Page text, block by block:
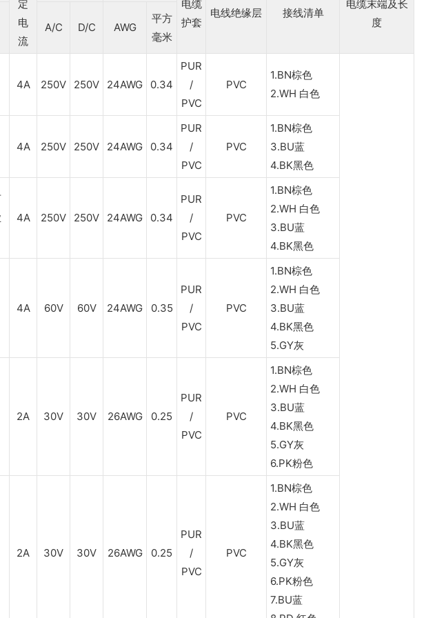
定
电
流
电缆
护套
电线绝缘层 接线清单
电缆末端及长
度
A/C D/C AWG
平方
毫米
4A 250V 250V 24AWG 0.34
PUR
/
PVC
PVC
1.BN棕色
2.WH 白色
4A 250V 250V 24AWG 0.34
PUR
/
PVC
PVC
1.BN棕色
3.BU蓝
4.BK黑色
4A 250V 250V 24AWG 0.34
PUR
/
PVC
PVC
1.BN棕色
2.WH 白色
3.BU蓝
4.BK黑色
4A 60V 60V 24AWG 0.35
PUR
/
PVC
PVC
1.BN棕色
2.WH 白色
3.BU蓝
4.BK黑色
5.GY灰
2A 30V 30V 26AWG 0.25
PUR
/
PVC
PVC
1.BN棕色
2.WH 白色
3.BU蓝
4.BK黑色
5.GY灰
6.PK粉色
2A 30V 30V 26AWG 0.25
PUR
/
PVC
PVC
1.BN棕色
2.WH 白色
3.BU蓝
4.BK黑色
5.GY灰
6.PK粉色
7.BU蓝